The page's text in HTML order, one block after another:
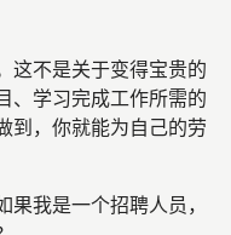
这不是关于变得宝贵的
、学习完成工作所需的
到，你就能为自己的劳
我是一个招聘人员，